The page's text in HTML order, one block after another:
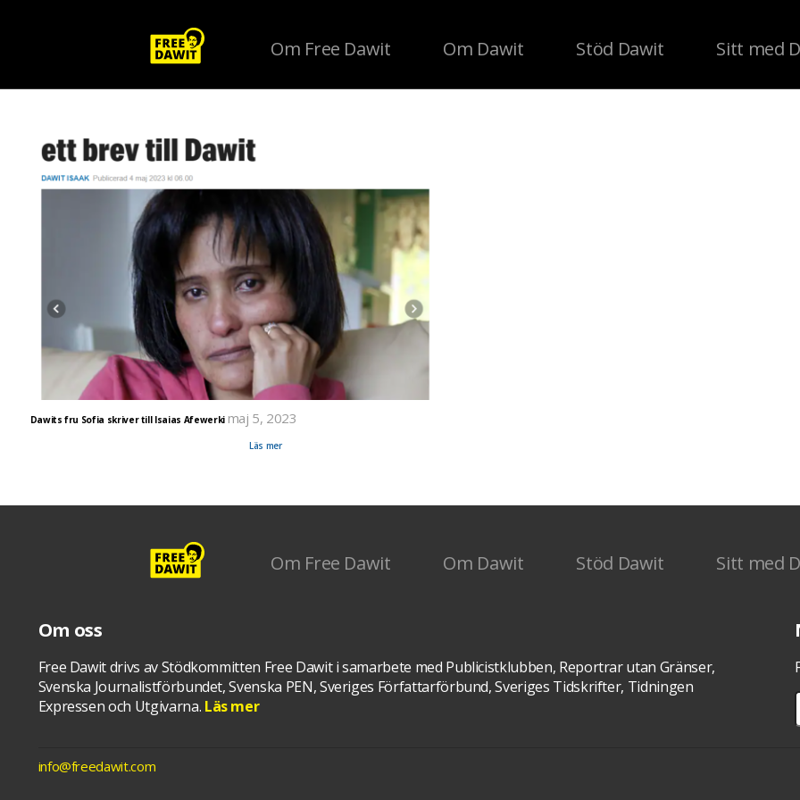
Om Free Dawit Om Dawit Stöd Dawit Sitt med
Dawits fru Sofia skriver till Isaias Afewerki maj 5, 2023
Läs mer
Om Free Dawit Om Dawit Stöd Dawit Sitt med
Om oss
Free Dawit drivs av Stödkommitten Free Dawit i samarbete med Publicistklubben, Reportrar utan Gränser,
Svenska Journalistförbundet, Svenska PEN, Sveriges Författarförbund, Sveriges Tidskrifter, Tidningen
Expressen och Utgivarna. Läs mer
info@freedawit.com